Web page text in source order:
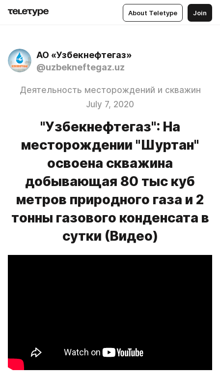
About Teletype Join
АО «Узбекнефтегаз»
@uzbekneftegaz.uz
Деятельность месторождений и скважин
July 7, 2020
"Узбекнефтегаз": На
месторождении "Шуртан"
освоена скважина
добывающая 80 тыс куб
метров природного газа и 2
тонны газового конденсата в
сутки (Видео)